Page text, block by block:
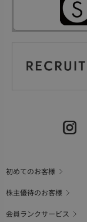
初めてのお客様
株主優待のお客様
会員ランクサービス